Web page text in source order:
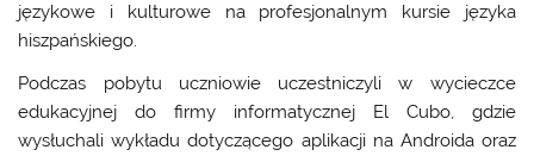
językowe i kulturowe na profesjonalnym kursie języka
hiszpańskiego.
Podczas pobytu uczniowie uczestniczyli w wycieczce
edukacyjnej do firmy informatycznej El Cubo, gdzie
wysłuchali wykładu dotyczącego aplikacji na Androida oraz